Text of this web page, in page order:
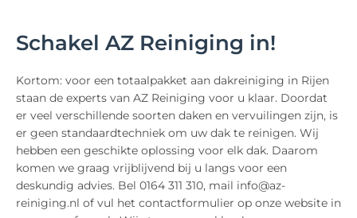
Schakel AZ Reiniging in!
Kortom: voor een totaalpakket aan dakreiniging in Rijen
staan de experts van AZ Reiniging voor u klaar. Doordat
er veel verschillende soorten daken en vervuilingen zijn, is
er geen standaardtechniek om uw dak te reinigen. Wij
hebben een geschikte oplossing voor elk dak. Daarom
komen we graag vrijblijvend bij u langs voor een
deskundig advies. Bel 0164 311 310, mail info@az-
reiniging.nl of vul het contactformulier op onze website in